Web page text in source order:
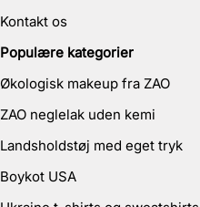
Kontakt os
Populære kategorier
Økologisk makeup fra ZAO
ZAO neglelak uden kemi
Landsholdstøj med eget tryk
Boykot USA